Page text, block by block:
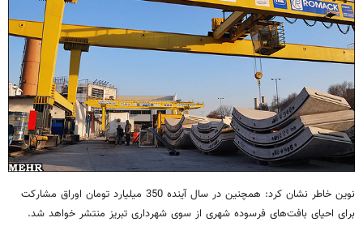
نوین خاطر نشان کرد: همچنین در سال آینده 350 میلیارد تومان اوراق مشارکت
برای احیای بافت‌های فرسوده شهری از سوی شهرداری تبریز منتشر خواهد شد.